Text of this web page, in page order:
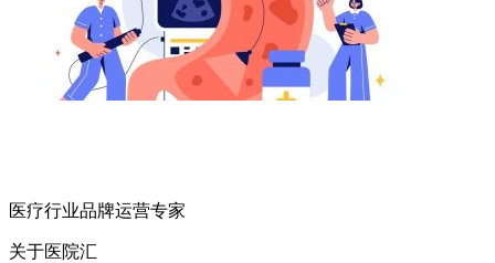
医疗行业品牌运营专家
关于医院汇